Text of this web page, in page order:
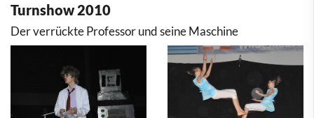
Turnshow 2010
Der verrückte Professor und seine Maschine